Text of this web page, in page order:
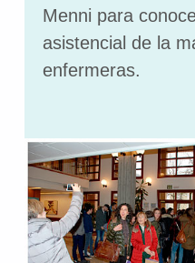
Menni para
asistencial de la
enfermeras.